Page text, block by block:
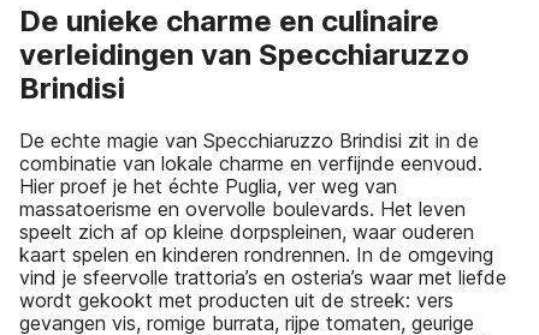
De unieke charme en culinaire
verleidingen van Specchiaruzzo
Brindisi
De echte magie van Specchiaruzzo Brindisi zit in de
combinatie van lokale charme en verfijnde eenvoud.
Hier proef je het échte Puglia, ver weg van
massatoerisme en overvolle boulevards. Het leven
speelt zich af op kleine dorpspleinen, waar ouderen
kaart spelen en kinderen rondrennen. In de omgeving
vind je sfeervolle trattoria’s en osteria’s waar met liefde
wordt gekookt met producten uit de streek: vers
gevangen vis, romige burrata, rijpe tomaten, geurige